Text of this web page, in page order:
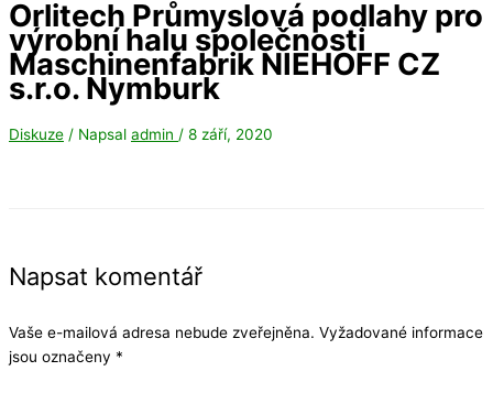
Orlitech Průmyslová podlahy pro
výrobní halu společnosti
Maschinenfabrik NIEHOFF CZ
s.r.o. Nymburk
Diskuze / Napsal admin / 8 září, 2020
Napsat komentář
Vaše e-mailová adresa nebude zveřejněna. Vyžadované informace
jsou označeny *